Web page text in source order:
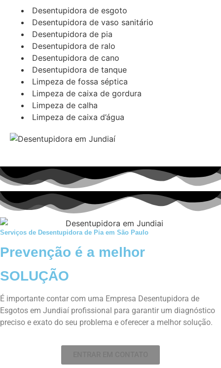
Desentupidora de esgoto
Desentupidora de vaso sanitário
Desentupidora de pia
Desentupidora de ralo
Desentupidora de cano
Desentupidora de tanque
Limpeza de fossa séptica
Limpeza de caixa de gordura
Limpeza de calha
Limpeza de caixa d’água
Serviços de Desentupidora de Pia em São Paulo
Prevenção é a melhor
SOLUÇÃO
É importante contar com uma Empresa Desentupidora de
Esgotos em Jundiaí profissional para garantir um diagnóstico
preciso e exato do seu problema e oferecer a melhor solução.